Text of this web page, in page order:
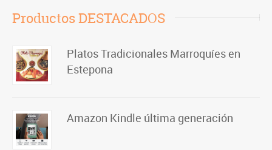
Productos DESTACADOS
Platos Tradicionales Marroquíes en
Estepona
Amazon Kindle última generación